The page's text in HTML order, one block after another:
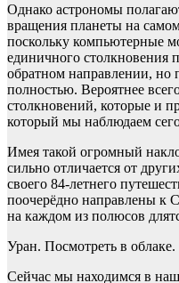
Однако астрономы
вращения планеты на
поскольку компьютерные
единичного столкновения
обратном направлении, но
полностью. Вероятнее
столкновений, которые и
который мы наблюдаем
Имея такой огромный
сильно отличается от
своего 84-летнего
поочерёдно направлены к
на каждом из полюсов
Уран. Посмотреть в облаке.
Сейчас мы находимся в